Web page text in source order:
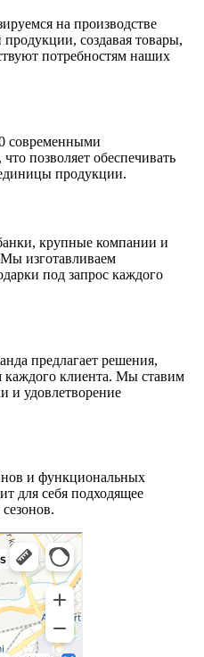
на производстве
создавая товары,
потребностям наших
современными
позволяет обеспечивать
продукции.
крупные компании и
изготавливаем
под запрос каждого
предлагает решения,
каждого клиента. Мы ставим
и удовлетворение
и функциональных
для себя подходящее